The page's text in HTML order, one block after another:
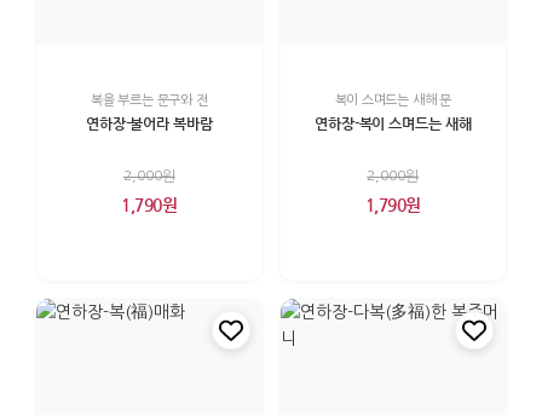
복을 부르는 문구와 전
연하장-불어라 복바람
2,000원
1,790원
복이 스며드는 새해 문
연하장-복이 스며드는 새해
2,000원
1,790원